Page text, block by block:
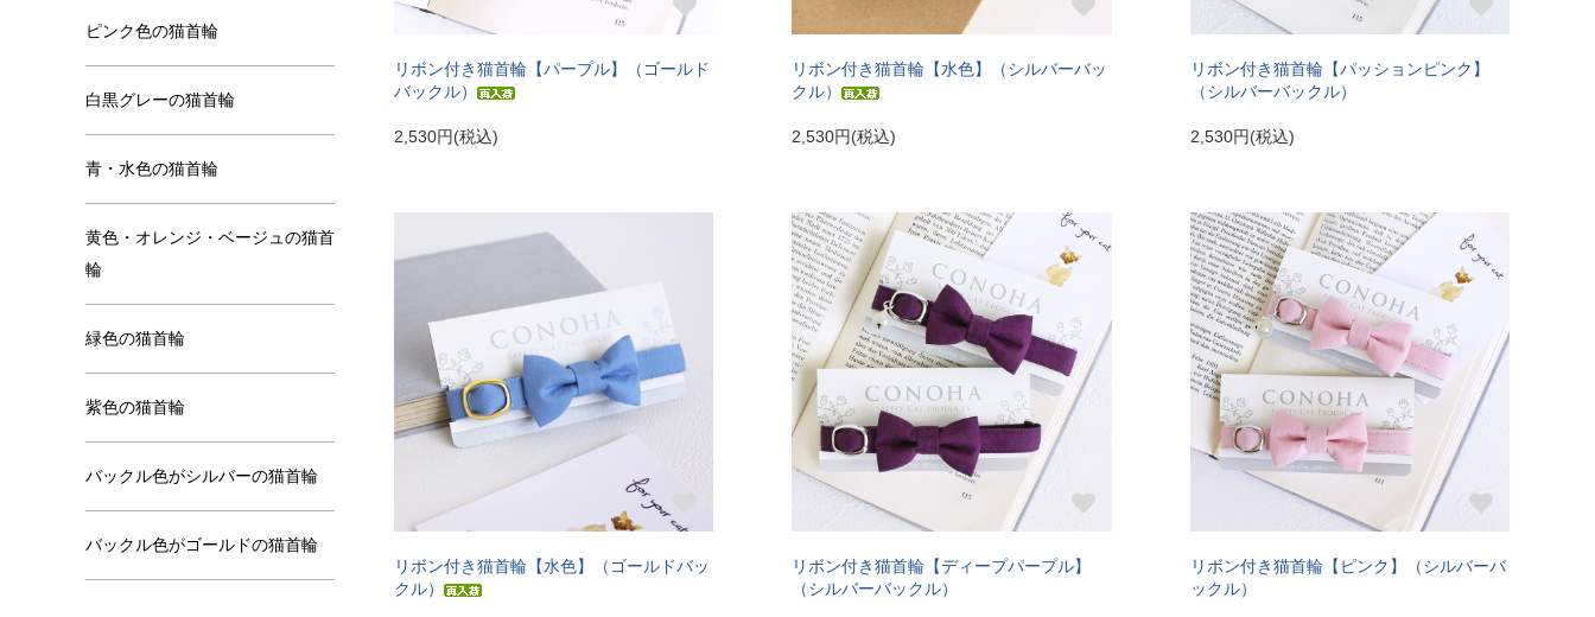
リボン付き猫首輪【パープル】（ゴールド
バックル）
2,530円(税込)
リボン付き猫首輪【水色】（シルバーバッ
クル）
2,530円(税込)
リボン付き猫首輪【パッションピンク】
（シルバーバックル）
2,530円(税込)
リボン付き猫首輪【水色】（ゴールドバッ
クル）
リボン付き猫首輪【ディープパープル】
（シルバーバックル）
リボン付き猫首輪【ピンク】（シルバーバ
ックル）
ピンク色の猫首輪
白黒グレーの猫首輪
青・水色の猫首輪
黄色・オレンジ・ベージュの猫首
輪
緑色の猫首輪
紫色の猫首輪
バックル色がシルバーの猫首輪
バックル色がゴールドの猫首輪